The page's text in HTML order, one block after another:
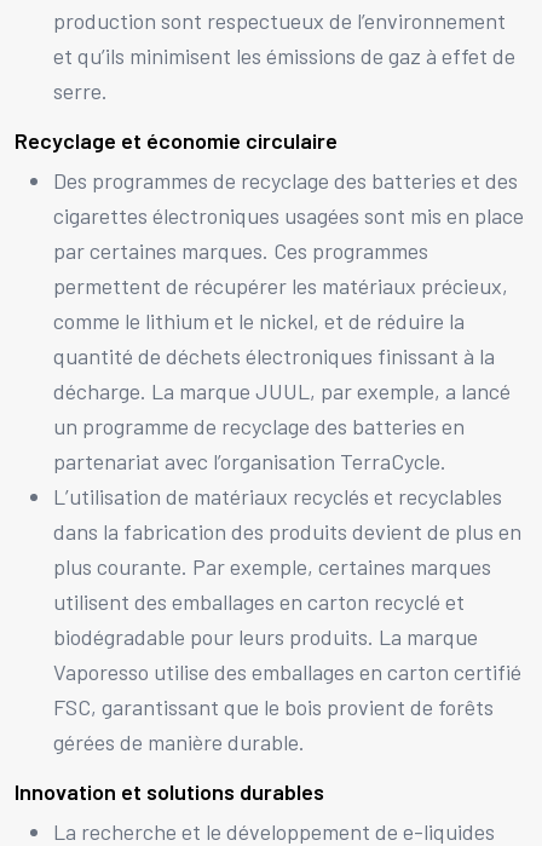
production sont respectueux de l’environnement
et qu’ils minimisent les émissions de gaz à effet de
serre.
Recyclage et économie circulaire
Des programmes de recyclage des batteries et des
cigarettes électroniques usagées sont mis en place
par certaines marques. Ces programmes
permettent de récupérer les matériaux précieux,
comme le lithium et le nickel, et de réduire la
quantité de déchets électroniques finissant à la
décharge. La marque JUUL, par exemple, a lancé
un programme de recyclage des batteries en
partenariat avec l’organisation TerraCycle.
L’utilisation de matériaux recyclés et recyclables
dans la fabrication des produits devient de plus en
plus courante. Par exemple, certaines marques
utilisent des emballages en carton recyclé et
biodégradable pour leurs produits. La marque
Vaporesso utilise des emballages en carton certifié
FSC, garantissant que le bois provient de forêts
gérées de manière durable.
Innovation et solutions durables
La recherche et le développement de e-liquides